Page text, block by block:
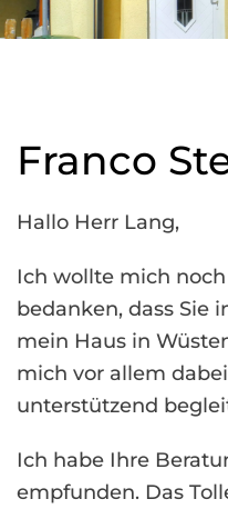
Franco
Hallo Herr Lang,
Ich wollte mich
bedanken, dass Sie
mein Haus in
mich vor allem
unterstützend
Ich habe Ihre
empfunden. Das